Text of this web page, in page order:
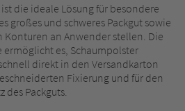
ist die ideale Lösung für besondere
großes und schweres Packgut sowie
an Anwender stellen. Die
es, Schaumpolster
direkt in den Versandkarton
Fixierung und für den
des Packguts.